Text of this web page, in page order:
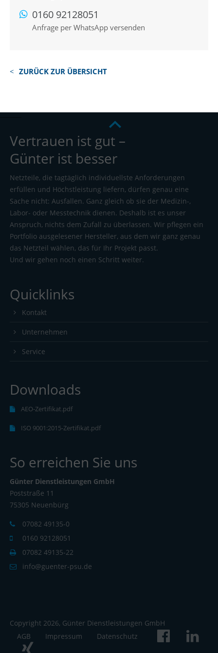
0160 92128051
Anfrage per WhatsApp versenden
ZURÜCK ZUR ÜBERSICHT
Vertrauen ist gut –
Günter ist besser
Netzteile, die tagtäglich individuellste Anforderungen
erfüllen und Höchstleistung liefern, dürfen genau eine
Sache nicht: Ausfallen. Ganz gleich ob sie der Medizin-,
Labor- oder Messtechnik dienen. Deshalb ist es unser
Anspruch, nichts dem Zufall zu überlassen. Wir pflegen ein
Portfolio ausgelesener Hersteller, aus dem wir ganz genau
das Netzteil wählen, das für Ihr Projekt passt.
Und wir gehen noch einen Schritt weiter.
Quicklinks
Kontakt
Unternehmen
Service
Downloads
AEO-Zertifikat.pdf
ISO 9001:2015-Zertifikat.pdf
So erreichen Sie uns
Günter Dienstleistungen GmbH
Poststraße 11
75305 Neuenbürg
07082 49135-0
0160 92128051
07082 49135-22
info@guenter-psu.de
Copyright 2026, Günter Dienstleistungen GmbH
AGB
Impressum Datenschutz